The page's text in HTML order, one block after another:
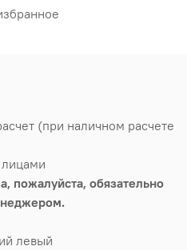
(при наличном расчете
пожалуйста, обязательно
левый